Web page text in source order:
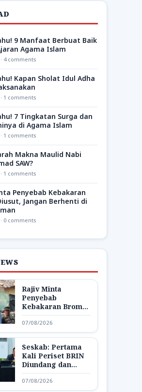
9 Manfaat Berbuat Baik
Agama Islam
4 comments
Kapan Sholat Idul Adha
1 comments
7 Tingkatan Surga dan
di Agama Islam
1 comments
Makna Maulid Nabi
SAW?
1 comments
Penyebab Kebakaran
Jangan Berhenti di
0 comments
Rajiv Minta
Penyebab
Kebakaran Bromo
Diusut, Jangan
Berhenti di
Pemadaman
07/08/2026
Seskab: Pertama
Kali Periset BRIN
Diundang dan
Pamerkan Hasil
Riset di Istana
07/08/2026